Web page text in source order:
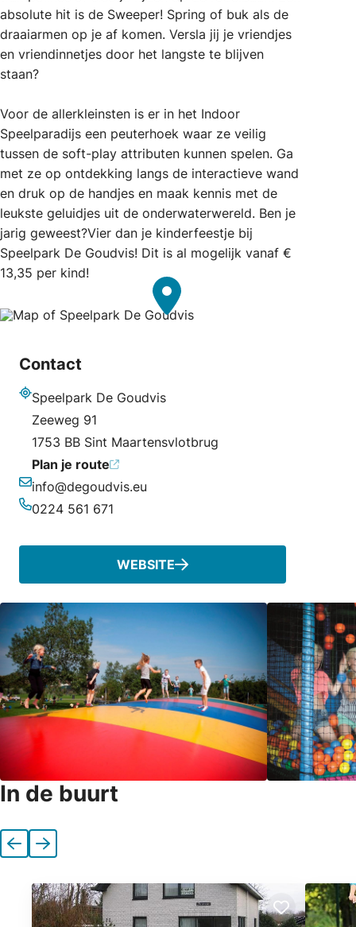
absolute hit is de Sweeper! Spring of buk als de
draaiarmen op je af komen. Versla jij je vriendjes
en vriendinnetjes door het langste te blijven
staan?
Voor de allerkleinsten is er in het Indoor
Speelparadijs een peuterhoek waar ze veilig
tussen de soft-play attributen kunnen spelen. Ga
met ze op ontdekking langs de interactieve wand
en druk op de handjes en maak kennis met de
leukste geluidjes uit de onderwaterwereld. Ben je
jarig geweest?Vier dan je kinderfeestje bij
Speelpark De Goudvis! Dit is al mogelijk vanaf €
13,35 per kind!
Contact
Adres
Speelpark De Goudvis
Zeeweg 91
1753 BB Sint Maartensvlotbrug
Plan je route
E-mailadres
info@degoudvis.eu
0224 561 671
WEBSITE
In de buurt
VorigeVolgende